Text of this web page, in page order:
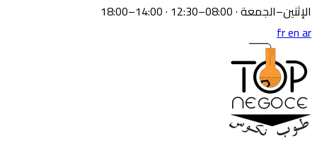
الإثنين–الجمعة · 08:00–12:30 · 14:00–18:00
frenar